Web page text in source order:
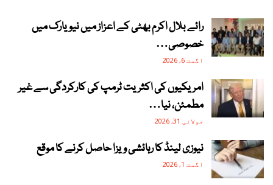
رائے بلال اکرم بھٹی کے اعزاز میں نیویارک میں
خصوصی…
اگست 6, 2026
امریکیوں کی اکثریت ٹرمپ کی کارکردگی سے غیر
مطمئن، نیا…
جولائی 31, 2026
نیوزی لینڈ کا رہائشی ویزا حاصل کرنے کا موقع
اگست 1, 2026